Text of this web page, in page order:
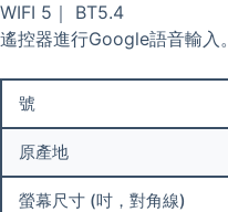
WIFI 5｜ BT5.4
遙控器進行Google語音輸入。
號
原產地
螢幕尺寸 (吋，對角線)